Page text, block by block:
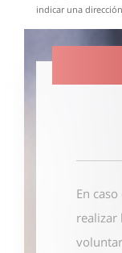
indicar una
En
realizar